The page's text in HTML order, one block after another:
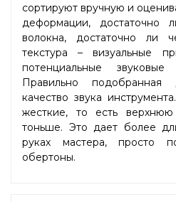
сортируют вручную и
деформации, достаточно
волокна, достаточно ли
текстура – визуальные
потенциальные звуковые
Правильно подобранная
качество звука
жесткие, то есть
тоньше. Это дает более
руках мастера, просто
обертоны.